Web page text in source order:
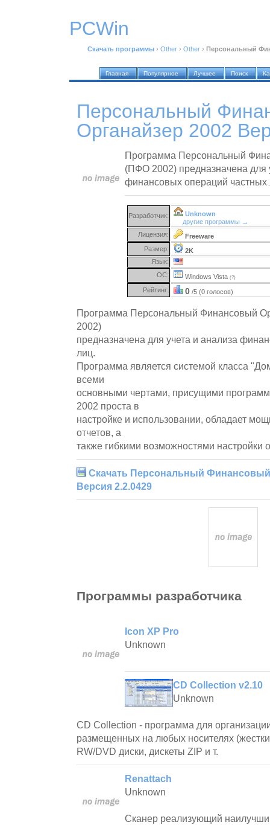
PCWin
Скачать программы › Other › Other › Персональный
Главная Популярное Лучшее Поиск
Персональный
Органайзер 2002
Программа Персональный
(ПФО 2002) предназначена для
финансовых операций частных
Разработчик:
Unknown
другие программы →
Лицензия:
Freeware
Размер:
2K
Язык:
ОС:
Windows Vista (?)
Рейтинг: 0 /5 (0 голосов)
Программа Персональный Финансовый
2002)
предназначена для учета и анализа
лиц.
Программа является системой класса
всеми
основными чертами, присущими
2002 проста в
настройке и использовании, обладает
отчетов, а
также гибкими возможностями настройки
Скачать Персональный Финансовый
Версия 2.2.0429
Программы разработчика
Icon XP Pro
Unknown
CD Collection v2.10
Unknown
CD Collection - программа для
размещенных на любых носителях
RW/DVD диски, дискеты ZIP и т.
Renattach
Unknown
Сканер реализующий